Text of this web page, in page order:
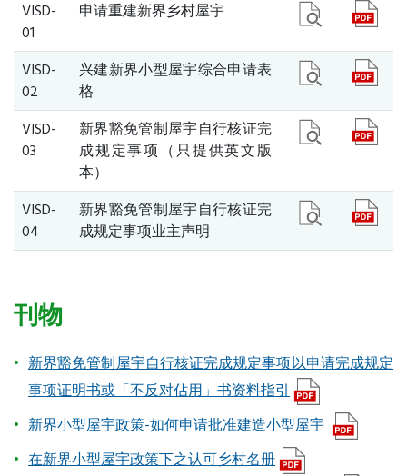
VISD-
01
申请重建新界乡村屋宇
VISD-
02
兴建新界小型屋宇综合申请表
格
VISD-
03
新界豁免管制屋宇自行核证完
成规定事项（只提供英文版
本）
VISD-
04
新界豁免管制屋宇自行核证完
成规定事项业主声明
刊物
新界豁免管制屋宇自行核证完成规定事项以申请完成规定
事项证明书或「不反对佔用」书资料指引
新界小型屋宇政策-如何申请批准建造小型屋宇
在新界小型屋宇政策下之认可乡村名册